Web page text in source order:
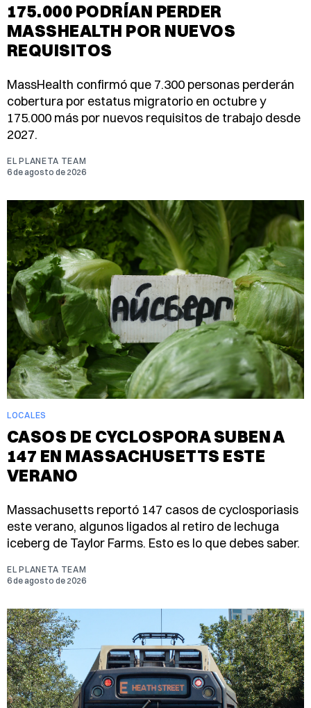
175.000 PODRÍAN PERDER
MASSHEALTH POR NUEVOS
REQUISITOS
MassHealth confirmó que 7.300 personas perderán
cobertura por estatus migratorio en octubre y
175.000 más por nuevos requisitos de trabajo desde
2027.
EL PLANETA TEAM
6 de agosto de 2026
LOCALES
CASOS DE CYCLOSPORA SUBEN A
147 EN MASSACHUSETTS ESTE
VERANO
Massachusetts reportó 147 casos de cyclosporiasis
este verano, algunos ligados al retiro de lechuga
iceberg de Taylor Farms. Esto es lo que debes saber.
EL PLANETA TEAM
6 de agosto de 2026